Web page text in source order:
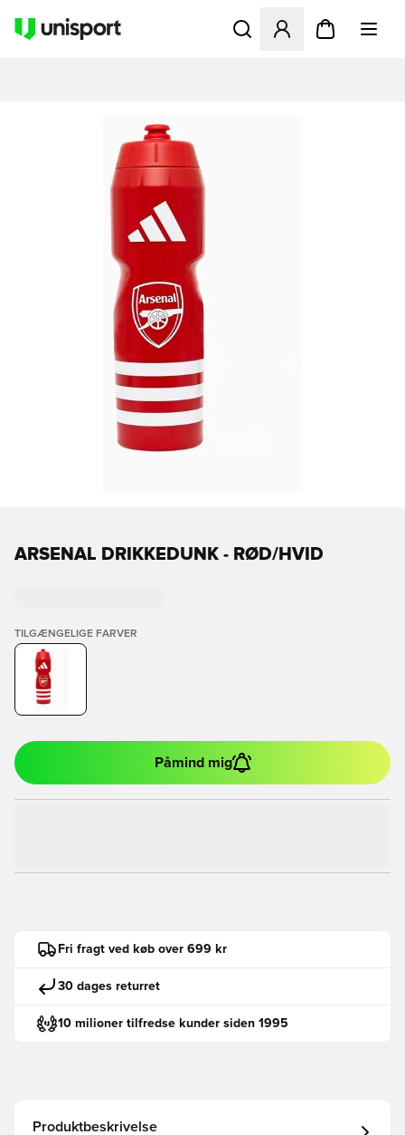
Åbner en Modal til at
ARSENAL DRIKKEDUNK - RØD/HVID
TILGÆNGELIGE FARVER
Påmind mig
Fri fragt ved køb over 699 kr
30 dages returret
10 milioner tilfredse kunder siden 1995
Produktbeskrivelse